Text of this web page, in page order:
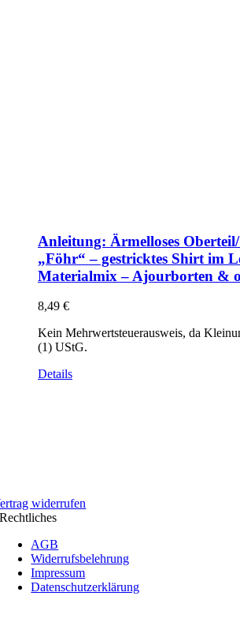
Anleitung: Ärmelloses
„Föhr“ – gestricktes Shirt im
Materialmix – Ajourborten &
8,49 €
Kein Mehrwertsteuerausweis, da
(1) UStG.
Details
widerrufen
Rechtliches
AGB
Widerrufsbelehrung
Impressum
Datenschutzerklärung